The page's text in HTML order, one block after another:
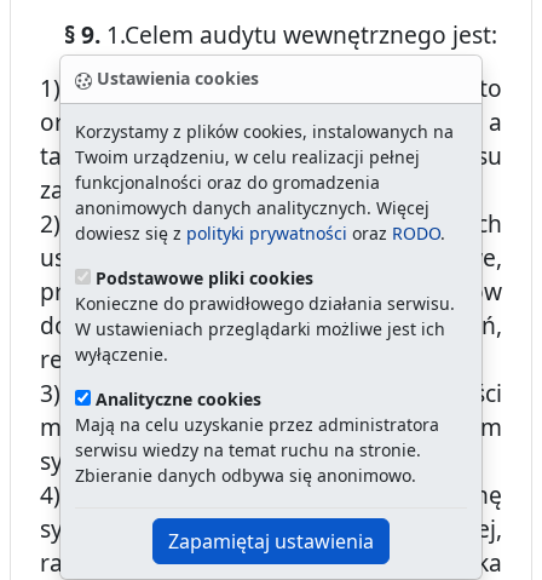
Ustawienia cookies
Korzystamy z plików cookies, instalowanych na
Twoim urządzeniu, w celu realizacji pełnej
funkcjonalności oraz do gromadzenia
anonimowych danych analitycznych. Więcej
dowiesz się z polityki prywatności oraz RODO.
Podstawowe pliki cookies
Konieczne do prawidłowego działania serwisu.
W ustawieniach przeglądarki możliwe jest ich
wyłączenie.
Analityczne cookies
Mają na celu uzyskanie przez administratora
serwisu wiedzy na temat ruchu na stronie.
Zbieranie danych odbywa się anonimowo.
Zapamiętaj ustawienia
§ 9. 1.Celem audytu wewnętrznego jest:
1) analiza ryzyk, przed jakimi stoi Miasto
oraz środowiska kontroli wewnętrznej, a
także ocena efektywności procesu
zarządzania ryzykiem;
2) składanie sprawozdań z poczynionych
ustaleń, oraz tam gdzie jest to właściwe,
przedstawianie uwag i wniosków
dotyczących poprawy (zaleceń,
rekomendacji);
3) wyrażanie opinii na temat skuteczności
mechanizmów kontrolnych w badanym
systemie;|
4) dostarczenie, w oparciu o ocenę
systemu kontroli wewnętrznej,
racjonalnego zapewnienia, że jednostka